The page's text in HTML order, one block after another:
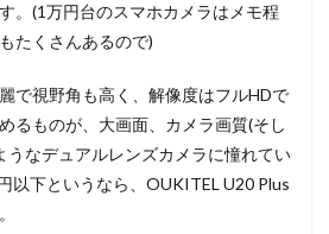
。(1万円台のスマホカメラはメモ程
たくさんあるので)
で視野角も高く、解像度はフルHDで
るものが、大画面、カメラ画質(そし
うなデュアルレンズカメラに憧れてい
以下というなら、OUKITEL U20 Plus